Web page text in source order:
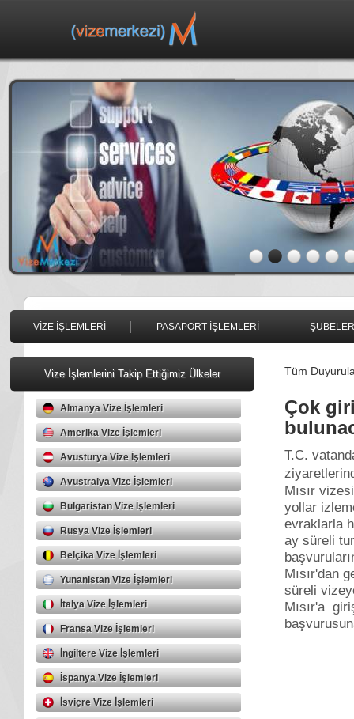
VİZE İŞLEMLERİ PASAPORT İŞLEMLERİ
Vize İşlemlerini Takip Ettiğimiz Ülkeler
Almanya Vize İşlemleri
Amerika Vize İşlemleri
Avusturya Vize İşlemleri
Avustralya Vize İşlemleri
Bulgaristan Vize İşlemleri
Rusya Vize İşlemleri
Belçika Vize İşlemleri
Yunanistan Vize İşlemleri
İtalya Vize İşlemleri
Fransa Vize İşlemleri
İngiltere Vize İşlemleri
İspanya Vize İşlemleri
İsviçre Vize İşlemleri
Tüm
Çok
T.C.
Mısır
yollar
evraklarla
ay süreli
Mısır'dan
süreli
Mısır'a